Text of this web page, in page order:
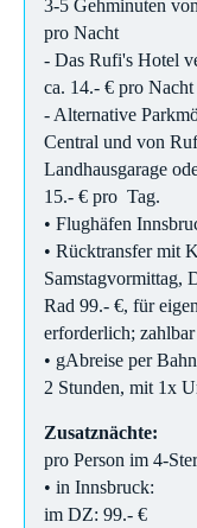
3-5 Gehminuten
pro Nacht
- Das Rufi's Hotel
ca. 14.- € pro Nacht
- Alternative
Central und von
Landhausgarage
15.- € pro Tag.
• Flughäfen
• Rücktransfer mit
Samstagvormittag,
Rad 99.- €, für
erforderlich;
• gAbreise per
2 Stunden, mit 1x
Zusatznächte:
pro Person im 4-
• in Innsbruck:
im DZ: 99.- €